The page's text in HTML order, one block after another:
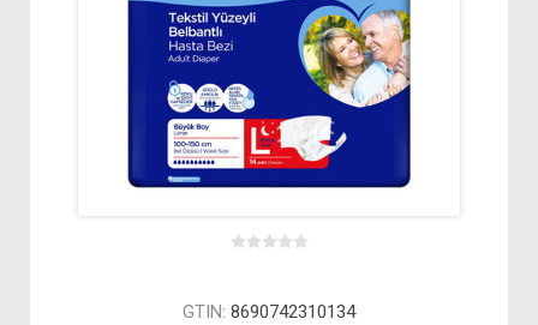
GTIN: 8690742310134